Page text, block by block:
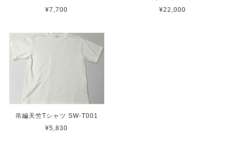
¥7,700
¥22,000
吊編天竺Tシャツ SW-T001
¥5,830